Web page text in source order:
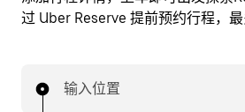
过 Uber Reserve 提前预约行程，最
输入位置